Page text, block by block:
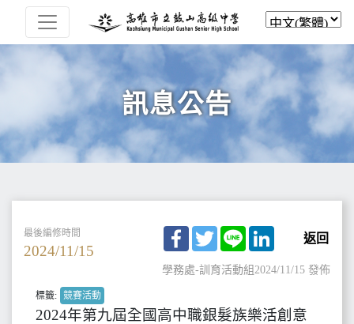
訊息公告
最後編修時間
2024/11/15
Facebook
TwitterLine LinkedIn
返回
學務處-訓育活動組2024/11/15 發佈
標籤: 競賽活動
2024年第九屆全國高中職銀髮族樂活創意